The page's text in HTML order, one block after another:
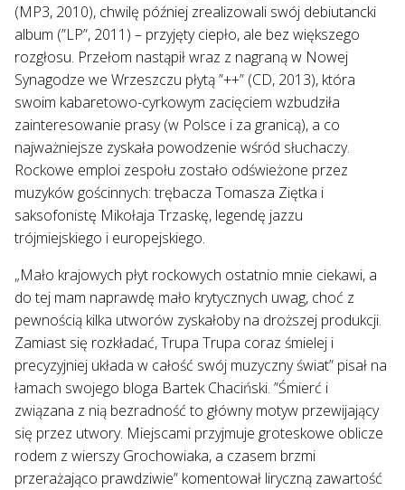
(MP3, 2010), chwilę później zrealizowali swój debiutancki
album (”LP”, 2011) – przyjęty ciepło, ale bez większego
rozgłosu. Przełom nastąpił wraz z nagraną w Nowej
Synagodze we Wrzeszczu płytą ”++” (CD, 2013), która
swoim kabaretowo-cyrkowym zacięciem wzbudziła
zainteresowanie prasy (w Polsce i za granicą), a co
najważniejsze zyskała powodzenie wśród słuchaczy.
Rockowe emploi zespołu zostało odświeżone przez
muzyków gościnnych: trębacza Tomasza Ziętka i
saksofonistę Mikołaja Trzaskę, legendę jazzu
trójmiejskiego i europejskiego.
„Mało krajowych płyt rockowych ostatnio mnie ciekawi, a
do tej mam naprawdę mało krytycznych uwag, choć z
pewnością kilka utworów zyskałoby na droższej produkcji.
Zamiast się rozkładać, Trupa Trupa coraz śmielej i
precyzyjniej układa w całość swój muzyczny świat” pisał na
łamach swojego bloga Bartek Chaciński. ”Śmierć i
związana z nią bezradność to główny motyw przewijający
się przez utwory. Miejscami przyjmuje groteskowe oblicze
rodem z wierszy Grochowiaka, a czasem brzmi
przerażająco prawdziwie” komentował liryczną zawartość